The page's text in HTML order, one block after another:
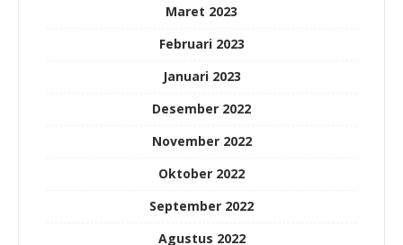
Maret 2023
Februari 2023
Januari 2023
Desember 2022
November 2022
Oktober 2022
September 2022
Agustus 2022